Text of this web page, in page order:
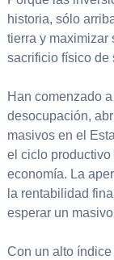
historia, sólo
tierra y maximizar
sacrificio físico de
Han comenzado
desocupación,
masivos en el
el ciclo
economía. La
la rentabilidad
esperar un
Con un alto